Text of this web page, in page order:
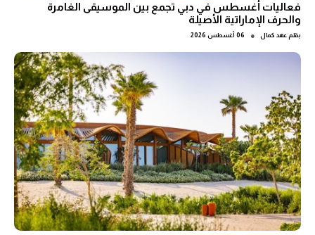
فعاليات أغسطس في دبي تجمع بين الموسيقى الغامرة
والحرف الإماراتية الأصيلة
بقلم عهد كمال ● 06 أغسطس 2026